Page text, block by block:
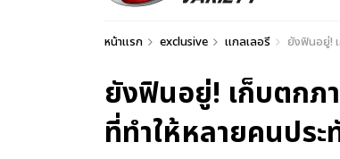
หน้าแรก exclusive แกลเลอรี ยังฟินอยู่!
ยังฟินอยู่! เก็บตกภ
ที่ทำให้หลายคนประ